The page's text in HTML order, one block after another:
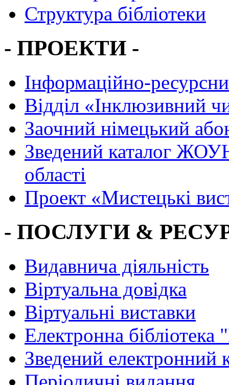
Структура бібліотеки
- ПРОЕКТИ -
Інформаційно-
Вiддiл «Інклюзивний
Заочний німецький
Зведений каталог
області
Проект «Мистецькі
- ПОСЛУГИ &
Видавнича діяльність
Віртуальна довідка
Віртуальні виставки
Електронна
Зведений електронний